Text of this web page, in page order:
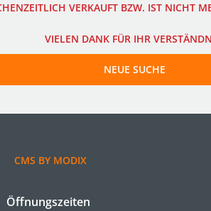
VERKAUFT BZW. IST NICHT
VIELEN DANK FÜR IHR
NEUE SUCHE
CMS BY MODIX
Öffnungszeiten